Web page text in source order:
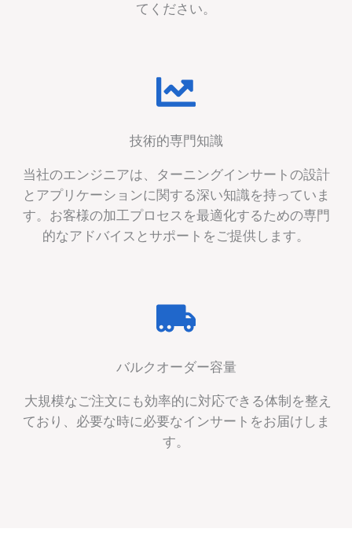
てください。
技術的専門知識
当社のエンジニアは、ターニングインサートの設計
とアプリケーションに関する深い知識を持っていま
す。お客様の加工プロセスを最適化するための専門
的なアドバイスとサポートをご提供します。
バルクオーダー容量
大規模なご注文にも効率的に対応できる体制を整え
ており、必要な時に必要なインサートをお届けしま
す。